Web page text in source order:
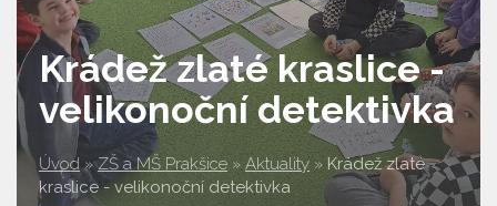
Krádež zlaté kraslice -
velikonoční detektivka
Úvod » ZŠ a MŠ Prakšice » Aktuality » Krádež zlaté
kraslice - velikonoční detektivka